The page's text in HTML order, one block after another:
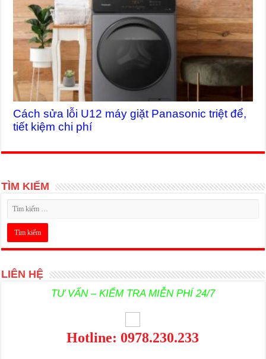
Cách sửa lỗi U12 máy giặt Panasonic triệt để,
tiết kiệm chi phí
TÌM KIẾM
LIÊN HỆ
TƯ VẤN – KIỂM TRA MIỄN PHÍ 24/7
Hotline: 0978.230.233